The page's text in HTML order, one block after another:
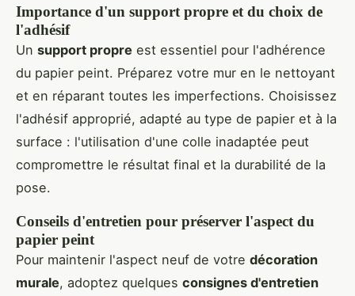
Importance d'un support propre et du choix de
l'adhésif
Un support propre est essentiel pour l'adhérence
du papier peint. Préparez votre mur en le nettoyant
et en réparant toutes les imperfections. Choisissez
l'adhésif approprié, adapté au type de papier et à la
surface : l'utilisation d'une colle inadaptée peut
compromettre le résultat final et la durabilité de la
pose.
Conseils d'entretien pour préserver l'aspect du
papier peint
Pour maintenir l'aspect neuf de votre décoration
murale, adoptez quelques consignes d'entretien